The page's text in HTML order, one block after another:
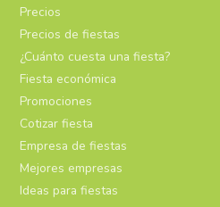
Precios
Precios de fiestas
¿Cuánto cuesta una fiesta?
Fiesta económica
Promociones
Cotizar fiesta
Empresa de fiestas
Mejores empresas
Ideas para fiestas